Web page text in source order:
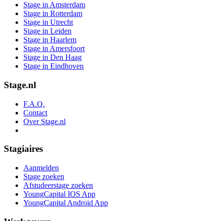
Stage in Amsterdam
Stage in Rotterdam
Stage in Utrecht
Stage in Leiden
Stage in Haarlem
Stage in Amersfoort
Stage in Den Haag
Stage in Eindhoven
Stage.nl
F.A.Q.
Contact
Over Stage.nl
Stagiaires
Aanmelden
Stage zoeken
Afstudeerstage zoeken
YoungCapital IOS App
YoungCapital Android App